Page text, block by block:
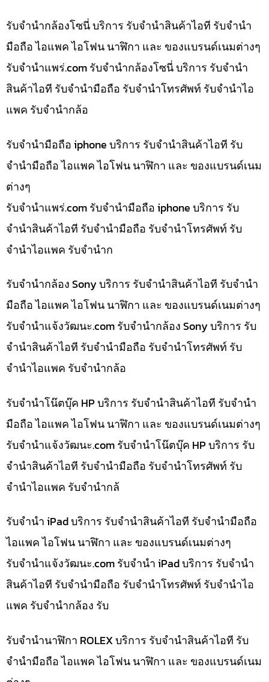
รับจำนำกล้องโซนี่ บริการ รับจำนำสินค้าไอที รับจำนำ
มือถือ ไอแพค ไอโฟน นาฬิกา และ ของแบรนด์เนมต่างๆ
รับจํานําแพร่.com รับจำนำกล้องโซนี่ บริการ รับจำนำ
สินค้าไอที รับจำนำมือถือ รับจำนำโทรศัพท์ รับจำนำไอ
แพค รับจำนำกล้อ
รับจำนำมือถือ iphone บริการ รับจำนำสินค้าไอที รับ
จำนำมือถือ ไอแพค ไอโฟน นาฬิกา และ ของแบรนด์เนม
ต่างๆ
รับจํานําแพร่.com รับจำนำมือถือ iphone บริการ รับ
จำนำสินค้าไอที รับจำนำมือถือ รับจำนำโทรศัพท์ รับ
จำนำไอแพค รับจำนำก
รับจำนำกล้อง Sony บริการ รับจำนำสินค้าไอที รับจำนำ
มือถือ ไอแพค ไอโฟน นาฬิกา และ ของแบรนด์เนมต่างๆ
รับจํานําแจ้งวัฒนะ.com รับจำนำกล้อง Sony บริการ รับ
จำนำสินค้าไอที รับจำนำมือถือ รับจำนำโทรศัพท์ รับ
จำนำไอแพค รับจำนำกล้อ
รับจำนำโน๊ตบุ๊ค HP บริการ รับจำนำสินค้าไอที รับจำนำ
มือถือ ไอแพค ไอโฟน นาฬิกา และ ของแบรนด์เนมต่างๆ
รับจํานําแจ้งวัฒนะ.com รับจำนำโน๊ตบุ๊ค HP บริการ รับ
จำนำสินค้าไอที รับจำนำมือถือ รับจำนำโทรศัพท์ รับ
จำนำไอแพค รับจำนำกล้
รับจำนำ iPad บริการ รับจำนำสินค้าไอที รับจำนำมือถือ
ไอแพค ไอโฟน นาฬิกา และ ของแบรนด์เนมต่างๆ
รับจํานําแจ้งวัฒนะ.com รับจำนำ iPad บริการ รับจำนำ
สินค้าไอที รับจำนำมือถือ รับจำนำโทรศัพท์ รับจำนำไอ
แพค รับจำนำกล้อง รับ
รับจำนำนาฬิกา ROLEX บริการ รับจำนำสินค้าไอที รับ
จำนำมือถือ ไอแพค ไอโฟน นาฬิกา และ ของแบรนด์เนม